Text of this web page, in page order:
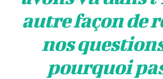
autre façon de
nos
pourquoi